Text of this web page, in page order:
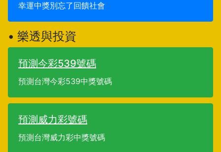
幸運中獎別忘了回饋社會
• 樂透與投資
預測今彩539號碼
預測台灣今彩539中獎號碼
預測威力彩號碼
預測台灣威力彩中獎號碼